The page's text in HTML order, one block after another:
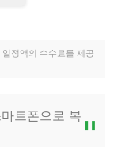
정액의 수수료를 제공
트폰으로 복